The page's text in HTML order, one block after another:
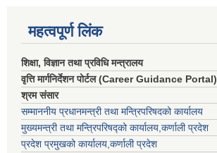
महत्वपूर्ण लिंक
शिक्षा, विज्ञान तथा प्रविधि मन्त्रालय
वृत्ति मार्गनिर्देशन पोर्टल (Career Guidance Portal)
श्रम संसार
सम्माननीय प्रधानमन्त्री तथा मन्त्रिपरिषद‌को कार्यालय
मुख्यमन्त्री तथा मन्त्रिपरिषद्को कार्यालय,कर्णाली प्रदेश
प्रदेश प्रमुखको कार्यालय,कर्णाली प्रदेश